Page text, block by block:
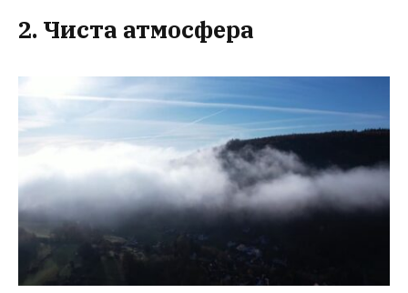
2. Чиста атмосфера